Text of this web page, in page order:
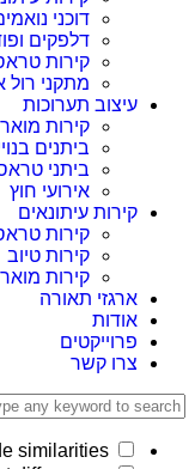
דוכני נואמים
דלפקים ופודיומים
קירות טראס
מתקני רול אפ
עיצוב תערוכות
קירות מוארים
ביתנים בנויים
ביתני טראס
אירועי חוץ
קירות עיתונאים
קירות טראס
קירות טיוב
קירות מוארים
ארגזי תאורה
אודות
פרוייקטים
צרו קשר